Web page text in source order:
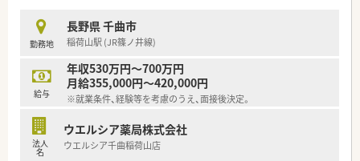
勤務地
長野県 千曲市
稲荷山駅 (JR篠ノ井線)
給与
年収530万円～700万円
月給355,000円～420,000円
※就業条件、経験等を考慮のうえ、面接後決定。
法人
名
ウエルシア薬局株式会社
ウエルシア千曲稲荷山店